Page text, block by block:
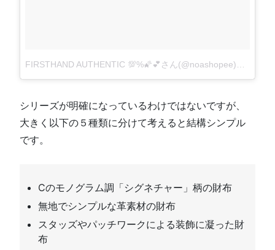
シリーズが明確になっているわけではないですが、
大きく以下の５種類に分けて考えると結構シンプル
です。
Cのモノグラム調「シグネチャー」柄の財布
無地でシンプルな革素材の財布
スタッズやパッチワークによる装飾に凝った財
布